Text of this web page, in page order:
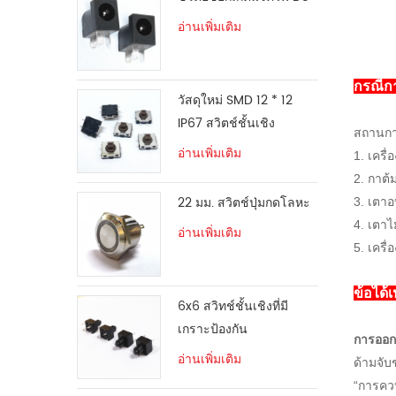
กรณีก
สถานก
1. เครื่
2. กาต้
3. เตา
4. เตา
5. เครื่
ข้อได้
การออ
ด้ามจับ
“การค
อ่านเพิ่มเติม
วัสดุใหม่ SMD 12 * 12
IP67 สวิตช์ชั้นเชิง
อ่านเพิ่มเติม
22 มม. สวิตช์ปุ่มกดโลหะ
อ่านเพิ่มเติม
6x6 สวิทช์ชั้นเชิงที่มี
เกราะป้องกัน
อ่านเพิ่มเติม